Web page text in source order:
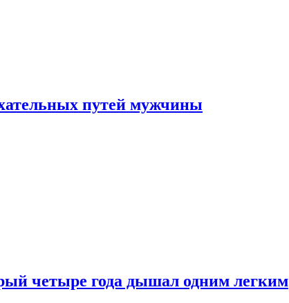
путей мужчины
четыре года дышал одним легким